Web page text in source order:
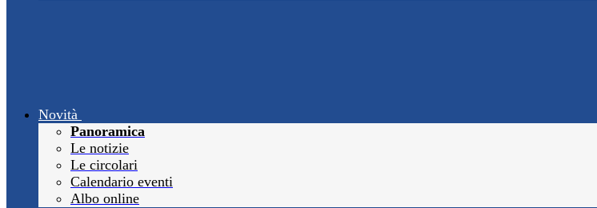
Novità
Panoramica
Le notizie
Le circolari
Calendario eventi
Albo online